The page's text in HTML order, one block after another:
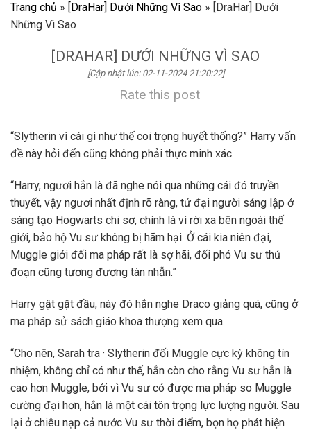
Trang chủ » [DraHar] Dưới Những Vì Sao »
[DraHar] Dưới
Những Vì Sao
[DRAHAR] DƯỚI NHỮNG VÌ SAO
[Cập nhật lúc: 02-11-2024 21:20:22]
Rate this post
“Slytherin vì cái gì như thế coi trọng huyết thống?” Harry vấn
đề này hỏi đến cũng không phải thực minh xác.
“Harry, ngươi hẳn là đã nghe nói qua những cái đó truyền
thuyết, vậy ngươi nhất định rõ ràng, tứ đại người sáng lập ở
sáng tạo Hogwarts chi sơ, chính là vì rời xa bên ngoài thế
giới, bảo hộ Vu sư không bị hãm hại. Ở cái kia niên đại,
Muggle giới đối ma pháp rất là sợ hãi, đối phó Vu sư thủ
đoạn cũng tương đương tàn nhẫn.”
Harry gật gật đầu, này đó hắn nghe Draco giảng quá, cũng ở
ma pháp sử sách giáo khoa thượng xem qua.
“Cho nên, Sarah tra · Slytherin đối Muggle cực kỳ không tín
nhiệm, không chỉ có như thế, hắn còn cho rằng Vu sư hẳn là
cao hơn Muggle, bởi vì Vu sư có được ma pháp so Muggle
cường đại hơn, hắn là một cái tôn trọng lực lượng người. Sau
lại ở chiêu nạp cả nước Vu sư thời điểm, bọn họ phát hiện